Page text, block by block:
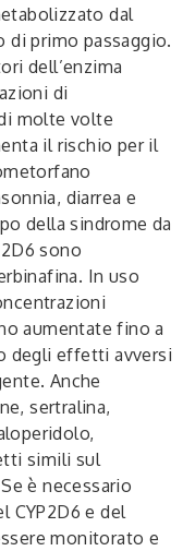
dal
di primo passaggio.
dell’enzima
di
molte volte
il rischio per il
diarrea e
della sindrome da
sono
In uso
aumentate fino a
degli effetti avversi
Anche
sertralina,
simili sul
è necessario
CYP2D6 e del
monitorato e